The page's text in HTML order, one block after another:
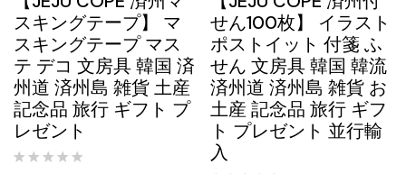
スキングテープ】 マ
スキングテープ マス
テ デコ 文房具 韓国 済
州道 済州島 雑貨 土産
記念品 旅行 ギフト プ
レゼント
せん100枚】 イラスト
ポストイット 付箋 ふ
せん 文房具 韓国 韓流
済州道 済州島 雑貨 お
土産 記念品 旅行 ギフ
ト プレゼント 並行輸
入